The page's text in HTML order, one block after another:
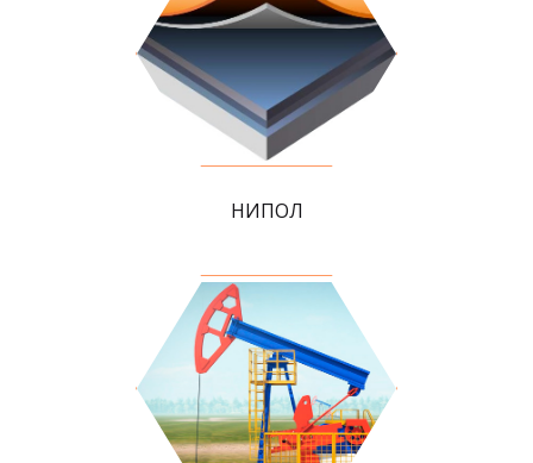
НИПОЛ